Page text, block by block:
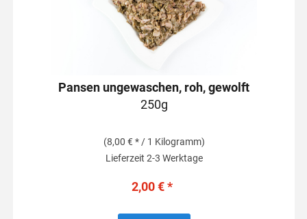
Pansen ungewaschen, roh, gewolft
250g
(8,00 € * / 1 Kilogramm)
Lieferzeit 2-3 Werktage
2,00 € *